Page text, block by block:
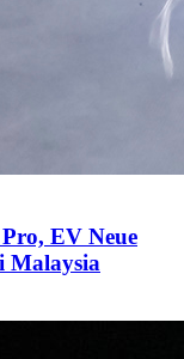
EV Neue
Malaysia